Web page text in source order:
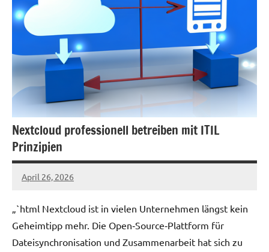
Nextcloud professionell betreiben mit ITIL
Prinzipien
April 26, 2026
admin
„`html Nextcloud ist in vielen Unternehmen längst kein
Geheimtipp mehr. Die Open‑Source‑Plattform für
Dateisynchronisation und Zusammenarbeit hat sich zu